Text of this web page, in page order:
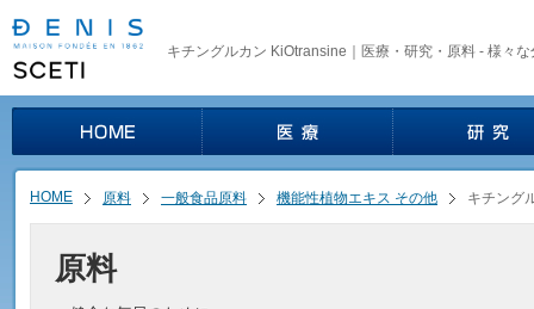
キチングルカン KiOtransine｜医療・研究・原料 - 様々
HOME 原料 一般食品原料 機能性植物エキス その他 キチング
原料